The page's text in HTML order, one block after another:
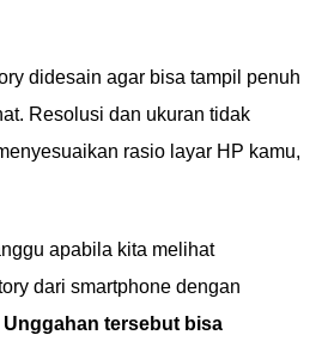
didesain agar bisa tampil penuh
Resolusi dan ukuran tidak
rasio layar HP kamu,
apabila kita melihat
dari smartphone dengan
Unggahan tersebut bisa